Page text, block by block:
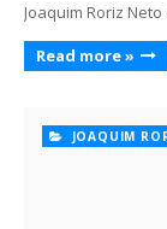
Joaquim Roriz
Read more »
JOAQUIM